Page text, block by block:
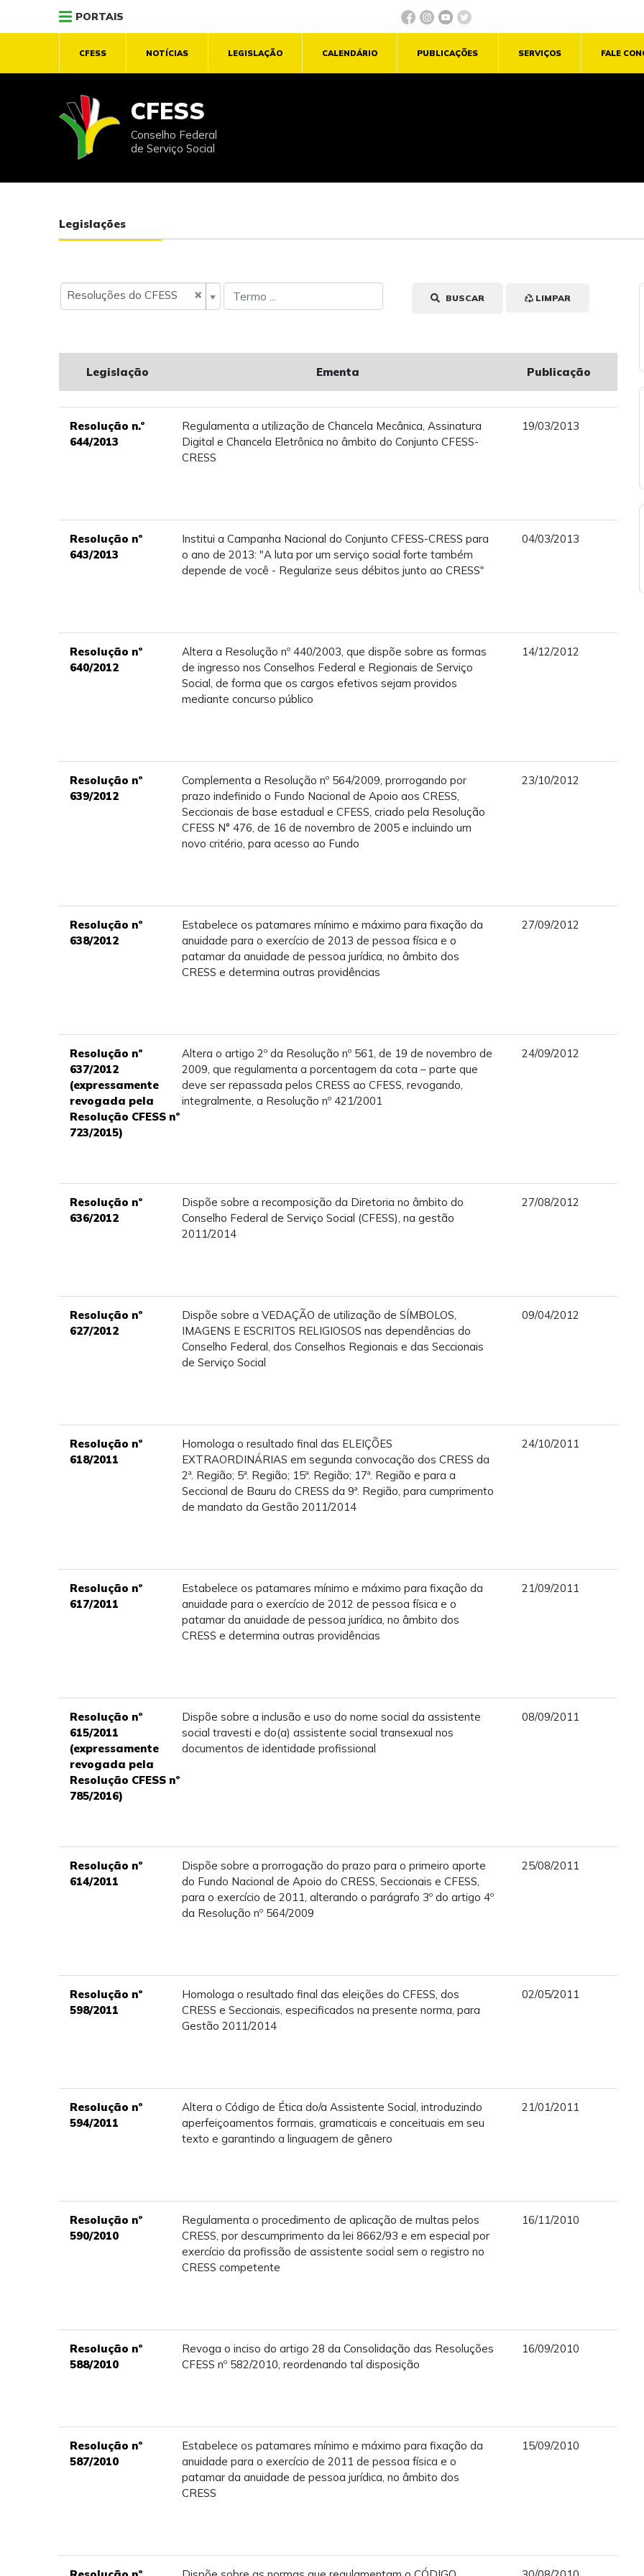
PORTAIS
CFESS NOTÍCIAS LEGISLAÇÃO CALENDÁRIO PUBLICAÇÕES SERVIÇOS FALE
CFESS
Conselho Federal
de Serviço Social
Legislações
×
Resoluções do CFESS BUSCAR LIMPAR
Legislação Ementa Publicação
Resolução n.º
644/2013
Regulamenta a utilização de Chancela Mecânica, Assinatura
Digital e Chancela Eletrônica no âmbito do Conjunto CFESS-
CRESS
19/03/2013
Resolução nº
643/2013
Institui a Campanha Nacional do Conjunto CFESS-CRESS para
o ano de 2013: "A luta por um serviço social forte também
depende de você - Regularize seus débitos junto ao CRESS"
04/03/2013
Resolução nº
640/2012
Altera a Resolução nº 440/2003, que dispõe sobre as formas
de ingresso nos Conselhos Federal e Regionais de Serviço
Social, de forma que os cargos efetivos sejam providos
mediante concurso público
14/12/2012
Resolução nº
639/2012
Complementa a Resolução nº 564/2009, prorrogando por
prazo indefinido o Fundo Nacional de Apoio aos CRESS,
Seccionais de base estadual e CFESS, criado pela Resolução
CFESS N° 476, de 16 de novembro de 2005 e incluindo um
novo critério, para acesso ao Fundo
23/10/2012
Resolução nº
638/2012
Estabelece os patamares mínimo e máximo para fixação da
anuidade para o exercício de 2013 de pessoa física e o
patamar da anuidade de pessoa jurídica, no âmbito dos
CRESS e determina outras providências
27/09/2012
Resolução nº
637/2012
(expressamente
revogada pela
Resolução CFESS nº
723/2015)
Altera o artigo 2º da Resolução nº 561, de 19 de novembro de
2009, que regulamenta a porcentagem da cota – parte que
deve ser repassada pelos CRESS ao CFESS, revogando,
integralmente, a Resolução nº 421/2001
24/09/2012
Resolução nº
636/2012
Dispõe sobre a recomposição da Diretoria no âmbito do
Conselho Federal de Serviço Social (CFESS), na gestão
2011/2014
27/08/2012
Resolução nº
627/2012
Dispõe sobre a VEDAÇÃO de utilização de SÍMBOLOS,
IMAGENS E ESCRITOS RELIGIOSOS nas dependências do
Conselho Federal, dos Conselhos Regionais e das Seccionais
de Serviço Social
09/04/2012
Resolução nº
618/2011
Homologa o resultado final das ELEIÇÕES
EXTRAORDINÁRIAS em segunda convocação dos CRESS da
2ª. Região; 5ª. Região; 15ª. Região; 17ª. Região e para a
Seccional de Bauru do CRESS da 9ª. Região, para cumprimento
de mandato da Gestão 2011/2014
24/10/2011
Resolução nº
617/2011
Estabelece os patamares mínimo e máximo para fixação da
anuidade para o exercício de 2012 de pessoa física e o
patamar da anuidade de pessoa jurídica, no âmbito dos
CRESS e determina outras providências
21/09/2011
Resolução nº
615/2011
(expressamente
revogada pela
Resolução CFESS nº
785/2016)
Dispõe sobre a inclusão e uso do nome social da assistente
social travesti e do(a) assistente social transexual nos
documentos de identidade profissional
08/09/2011
Resolução nº
614/2011
Dispõe sobre a prorrogação do prazo para o primeiro aporte
do Fundo Nacional de Apoio do CRESS, Seccionais e CFESS,
para o exercício de 2011, alterando o parágrafo 3º do artigo 4º
da Resolução nº 564/2009
25/08/2011
Resolução nº
598/2011
Homologa o resultado final das eleições do CFESS, dos
CRESS e Seccionais, especificados na presente norma, para
Gestão 2011/2014
02/05/2011
Resolução nº
594/2011
Altera o Código de Ética do/a Assistente Social, introduzindo
aperfeiçoamentos formais, gramaticais e conceituais em seu
texto e garantindo a linguagem de gênero
21/01/2011
Resolução nº
590/2010
Regulamenta o procedimento de aplicação de multas pelos
CRESS, por descumprimento da lei 8662/93 e em especial por
exercício da profissão de assistente social sem o registro no
CRESS competente
16/11/2010
Resolução nº
588/2010
Revoga o inciso do artigo 28 da Consolidação das Resoluções
CFESS nº 582/2010, reordenando tal disposição
16/09/2010
Resolução nº
587/2010
Estabelece os patamares mínimo e máximo para fixação da
anuidade para o exercício de 2011 de pessoa física e o
patamar da anuidade de pessoa jurídica, no âmbito dos
CRESS
15/09/2010